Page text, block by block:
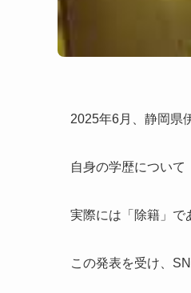
2025年6月、静岡県
自身の学歴について
実際には「除籍」で
この発表を受け、